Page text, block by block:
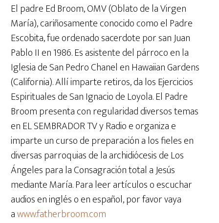
El padre Ed Broom, OMV (Oblato de la Virgen
María), cariñosamente conocido como el Padre
Escobita, fue ordenado sacerdote por san Juan
Pablo II en 1986. Es asistente del párroco en la
Iglesia de San Pedro Chanel en Hawaiian Gardens
(California). Allí imparte retiros, da los Ejercicios
Espirituales de San Ignacio de Loyola. El Padre
Broom presenta con regularidad diversos temas
en EL SEMBRADOR TV y Radio e organiza e
imparte un curso de preparación a los fieles en
diversas parroquias de la archidiócesis de Los
Ángeles para la Consagración total a Jesús
mediante María. Para leer artículos o escuchar
audios en inglés o en español, por favor vaya
awww.fatherbroom.com